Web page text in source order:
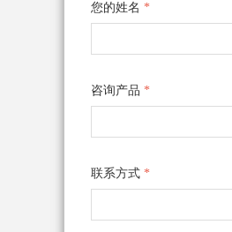
您的姓名 *
咨询产品 *
联系方式 *